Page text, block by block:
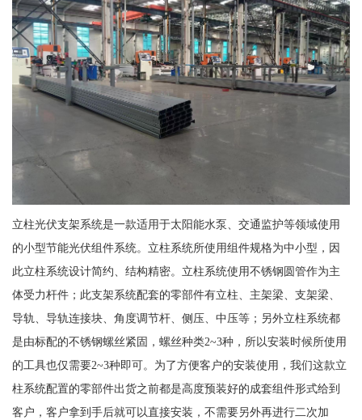
立柱光伏支架系统是一款适用于太阳能水泵、交通监护等领域使用
的小型节能光伏组件系统。立柱系统所使用组件规格为中小型，因
此立柱系统设计简约、结构精密。立柱系统使用不锈钢圆管作为主
体受力杆件；此支架系统配套的零部件有立柱、主架梁、支架梁、
导轨、导轨连接块、角度调节杆、侧压、中压等；另外立柱系统都
是由标配的不锈钢螺丝紧固，螺丝种类2~3种，所以安装时候所使用
的工具也仅需要2~3种即可。为了方便客户的安装使用，我们这款立
柱系统配置的零部件出货之前都是高度预装好的成套组件形式给到
客户，客户拿到手后就可以直接安装，不需要另外再进行二次加